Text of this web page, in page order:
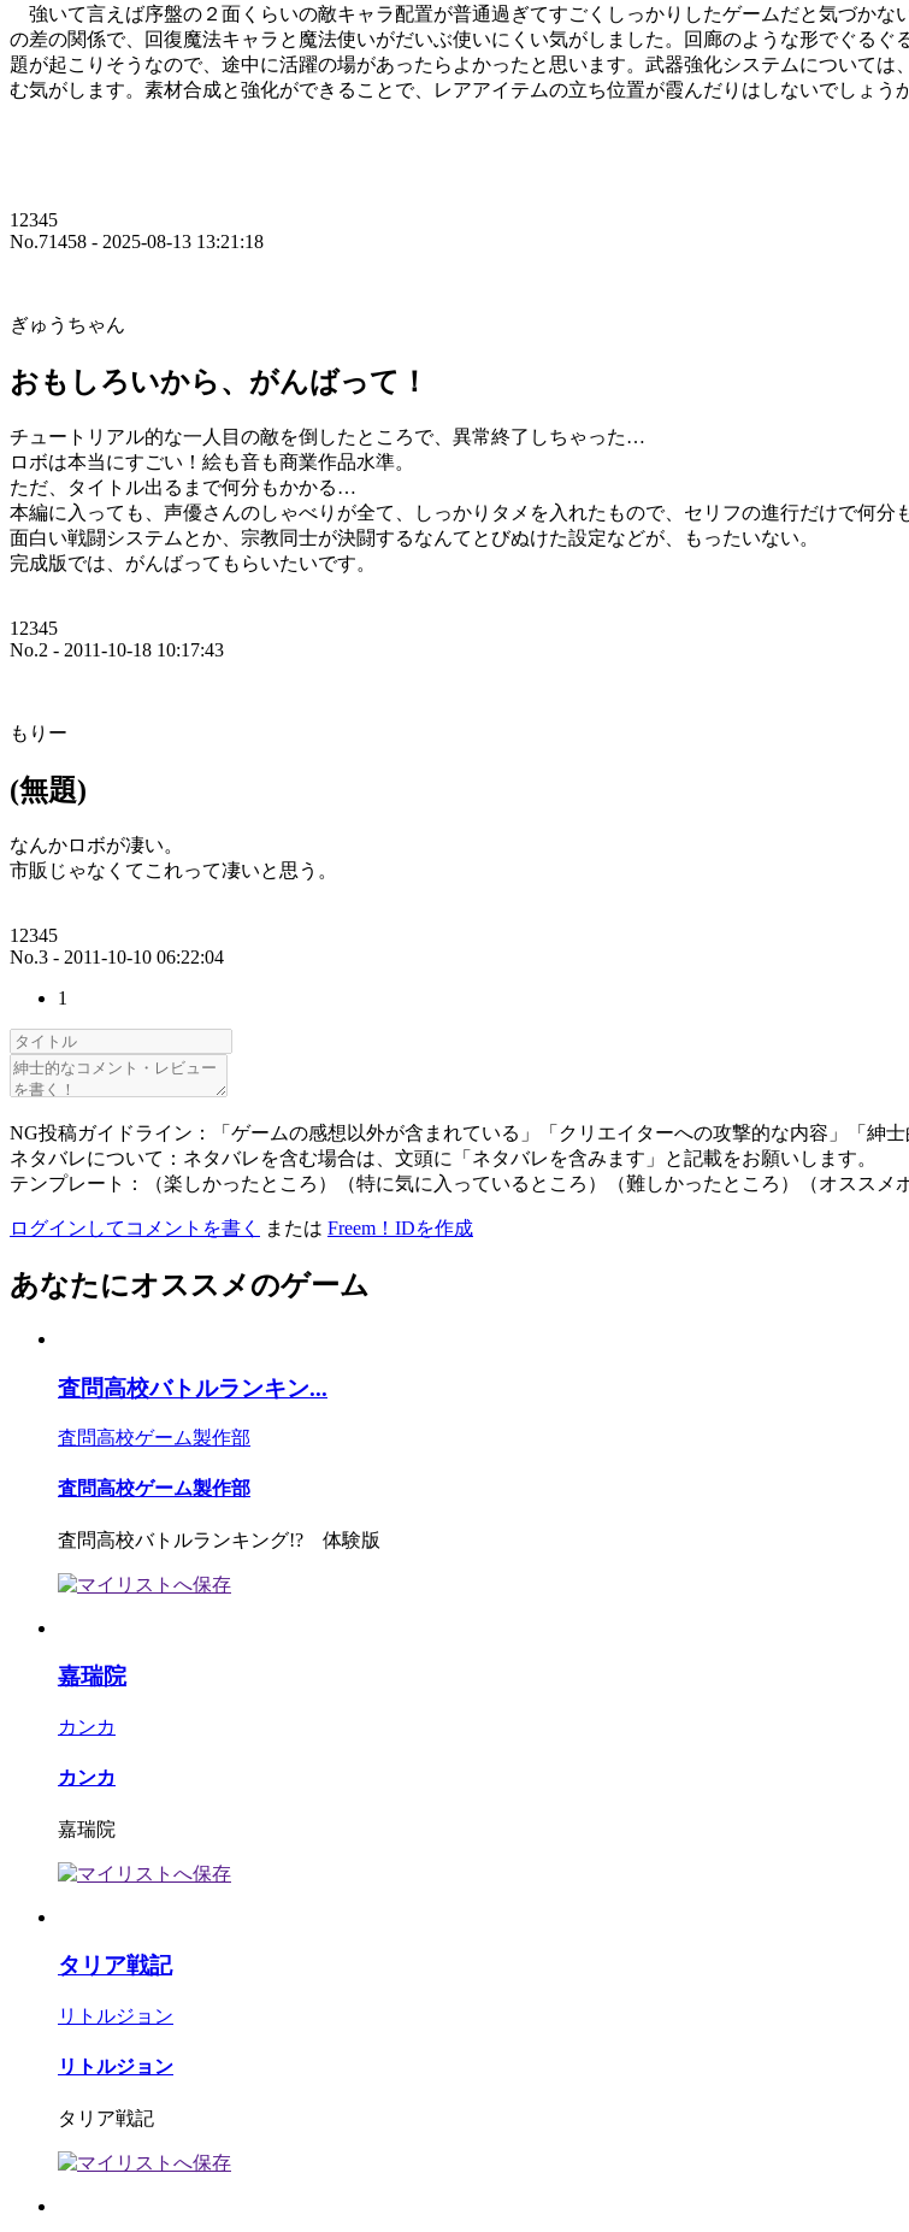
強いて言えば序盤の２面くらいの敵キャラ配置が普通過ぎてすごくしっかりしたゲームだと気づか
の差の関係で、回復魔法キャラと魔法使いがだいぶ使いにくい気がしました。回廊のような形でぐる
題が起こりそうなので、途中に活躍の場があったらよかったと思います。武器強化システムについて
む気がします。素材合成と強化ができることで、レアアイテムの立ち位置が霞んだりはしないでしょうか
12345
No.71458 - 2025-08-13 13:21:18
ぎゅうちゃん
おもしろいから、がんばって！
チュートリアル的な一人目の敵を倒したところで、異常終了しちゃった…
ロボは本当にすごい！絵も音も商業作品水準。
ただ、タイトル出るまで何分もかかる…
本編に入っても、声優さんのしゃべりが全て、しっかりタメを入れたもので、セリフの進行だけで何分
面白い戦闘システムとか、宗教同士が決闘するなんてとびぬけた設定などが、もったいない。
完成版では、がんばってもらいたいです。
12345
No.2 - 2011-10-18 10:17:43
もりー
(無題)
なんかロボが凄い。
市販じゃなくてこれって凄いと思う。
12345
No.3 - 2011-10-10 06:22:04
1
NG投稿ガイドライン：「ゲームの感想以外が含まれている」「クリエイターへの攻撃的な内容」「紳士
ネタバレについて：ネタバレを含む場合は、文頭に「ネタバレを含みます」と記載をお願いします。
テンプレート：（楽しかったところ）（特に気に入っているところ）（難しかったところ）（オススメ
ログインしてコメントを書く または Freem！IDを作成
あなたにオススメのゲーム
査問高校バトルランキン...
査問高校ゲーム製作部
査問高校ゲーム製作部
査問高校バトルランキング!? 体験版
嘉瑞院
カンカ
カンカ
嘉瑞院
タリア戦記
リトルジョン
リトルジョン
タリア戦記